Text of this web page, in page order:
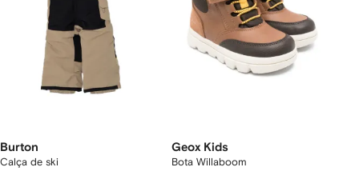
Burton
Calça de ski
Geox Kids
Bota Willaboom